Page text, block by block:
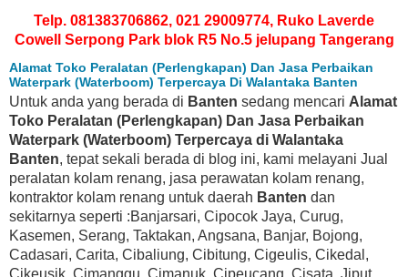
Telp. 081383706862, 021 29009774, Ruko Laverde
Cowell Serpong Park blok R5 No.5 jelupang Tangerang
Alamat Toko Peralatan (Perlengkapan) Dan Jasa Perbaikan
Waterpark (Waterboom) Terpercaya Di Walantaka Banten
Untuk anda yang berada di Banten sedang mencari Alamat
Toko Peralatan (Perlengkapan) Dan Jasa Perbaikan
Waterpark (Waterboom) Terpercaya di Walantaka
Banten, tepat sekali berada di blog ini, kami melayani Jual
peralatan kolam renang, jasa perawatan kolam renang,
kontraktor kolam renang untuk daerah Banten dan
sekitarnya seperti :Banjarsari, Cipocok Jaya, Curug,
Kasemen, Serang, Taktakan, Angsana, Banjar, Bojong,
Cadasari, Carita, Cibaliung, Cibitung, Cigeulis, Cikedal,
Cikeusik, Cimanggu, Cimanuk, Cipeucang, Cisata, Jiput,